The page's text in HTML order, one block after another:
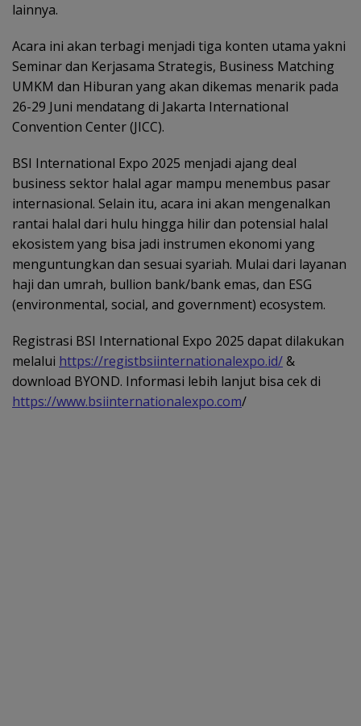
lainnya.
Acara ini akan terbagi menjadi tiga konten utama yakni
Seminar dan Kerjasama Strategis, Business Matching
UMKM dan Hiburan yang akan dikemas menarik pada
26-29 Juni mendatang di Jakarta International
Convention Center (JICC).
BSI International Expo 2025 menjadi ajang deal
business sektor halal agar mampu menembus pasar
internasional. Selain itu, acara ini akan mengenalkan
rantai halal dari hulu hingga hilir dan potensial halal
ekosistem yang bisa jadi instrumen ekonomi yang
menguntungkan dan sesuai syariah. Mulai dari layanan
haji dan umrah, bullion bank/bank emas, dan ESG
(environmental, social, and government) ecosystem.
Registrasi BSI International Expo 2025 dapat dilakukan
melalui https://registbsiinternationalexpo.id/&
download BYOND. Informasi lebih lanjut bisa cek di
https://www.bsiinternationalexpo.com/